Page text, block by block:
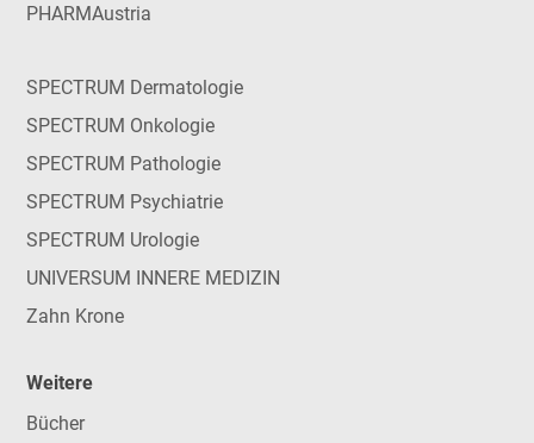
PHARMAustria
SPECTRUM Dermatologie
SPECTRUM Onkologie
SPECTRUM Pathologie
SPECTRUM Psychiatrie
SPECTRUM Urologie
UNIVERSUM INNERE MEDIZIN
Zahn Krone
Weitere
Bücher